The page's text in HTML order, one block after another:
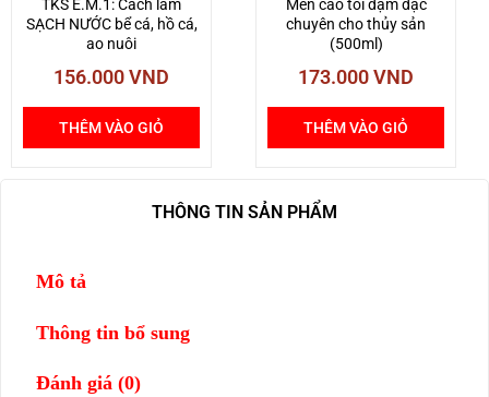
TKS E.M.1: Cách làm
SẠCH NƯỚC bể cá, hồ cá,
ao nuôi
156.000VND
THÊM VÀO GIỎ
Men cao tỏi đậm đặc
chuyên cho thủy sản
(500ml)
173.000VND
THÊM VÀO GIỎ
THÔNG TIN SẢN PHẨM
Mô tả
Thông tin bổ sung
Đánh giá (0)